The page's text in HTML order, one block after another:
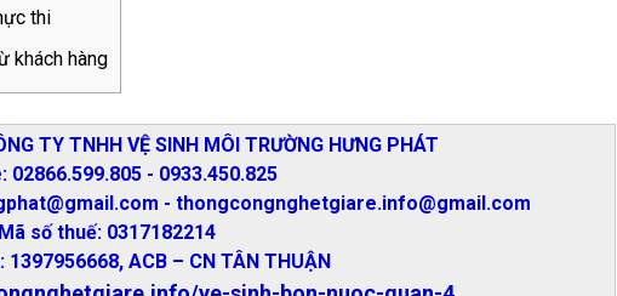
thi
khách hàng
TY TNHH VỆ SINH MÔI TRƯỜNG HƯNG PHÁT
02866.599.805 - 0933.450.825
- thongcongnghetgiare.info@gmail.com
Mã số thuế: 0317182214
1397956668, ACB – CN TÂN THUẬN